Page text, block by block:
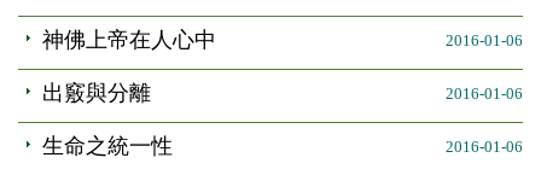
神佛上帝在人心中 2016-01-06
出竅與分離 2016-01-06
生命之統一性 2016-01-06